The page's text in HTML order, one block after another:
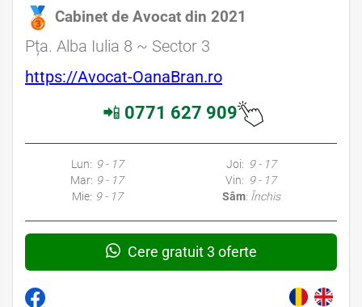
Cabinet de Avocat din 2021
Pța. Alba Iulia 8 ~ Sector 3
https://Avocat-OanaBran.ro
📲 0771 627 909
Lun: 9 - 17
Mar: 9 - 17
Mie: 9 - 17
Joi: 9 - 17
Vin: 9 - 17
Sâm: Închis
Cere gratuit 3 oferte